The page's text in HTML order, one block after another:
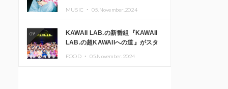
MUSIC ・ 05.November.2024
09
KAWAII LAB.の新番組『KAWAII
LAB.の超KAWAIIへの道』がスタ
FOOD ・ 05.November.2024